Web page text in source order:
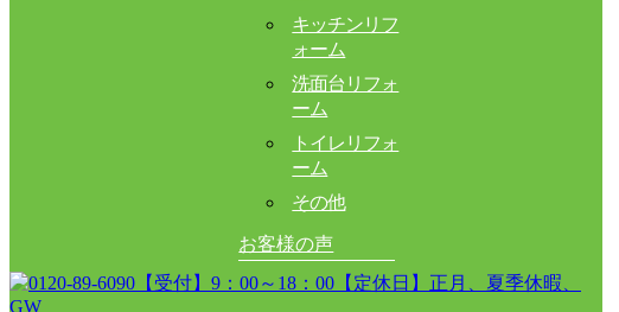
キッチンリフ
ォーム
洗面台リフォ
ーム
トイレリフォ
ーム
その他
お客様の声